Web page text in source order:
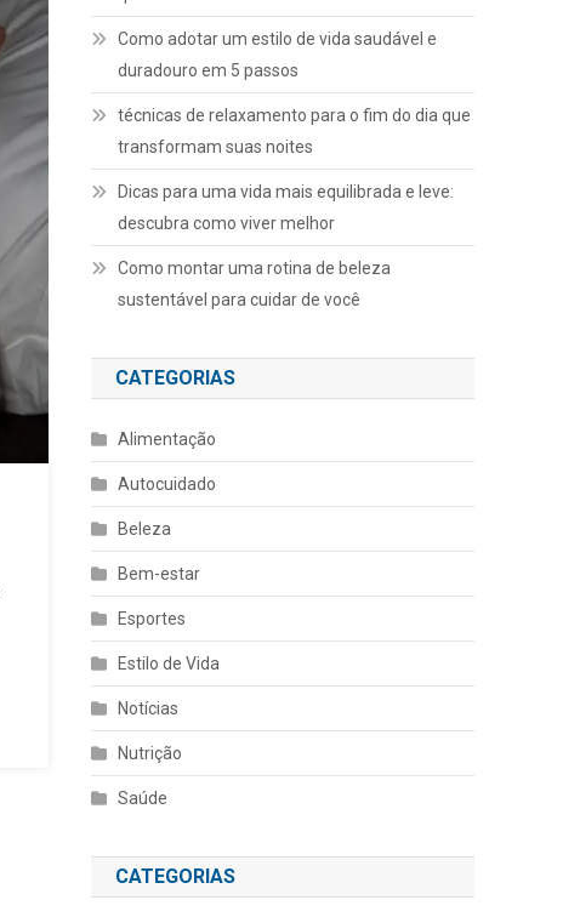
Como adotar um estilo de vida saudável e
duradouro em 5 passos
técnicas de relaxamento para o fim do dia que
transformam suas noites
Dicas para uma vida mais equilibrada e leve:
descubra como viver melhor
Como montar uma rotina de beleza
sustentável para cuidar de você
CATEGORIAS
Alimentação
Autocuidado
Beleza
Bem-estar
Esportes
Estilo de Vida
Notícias
Nutrição
Saúde
CATEGORIAS